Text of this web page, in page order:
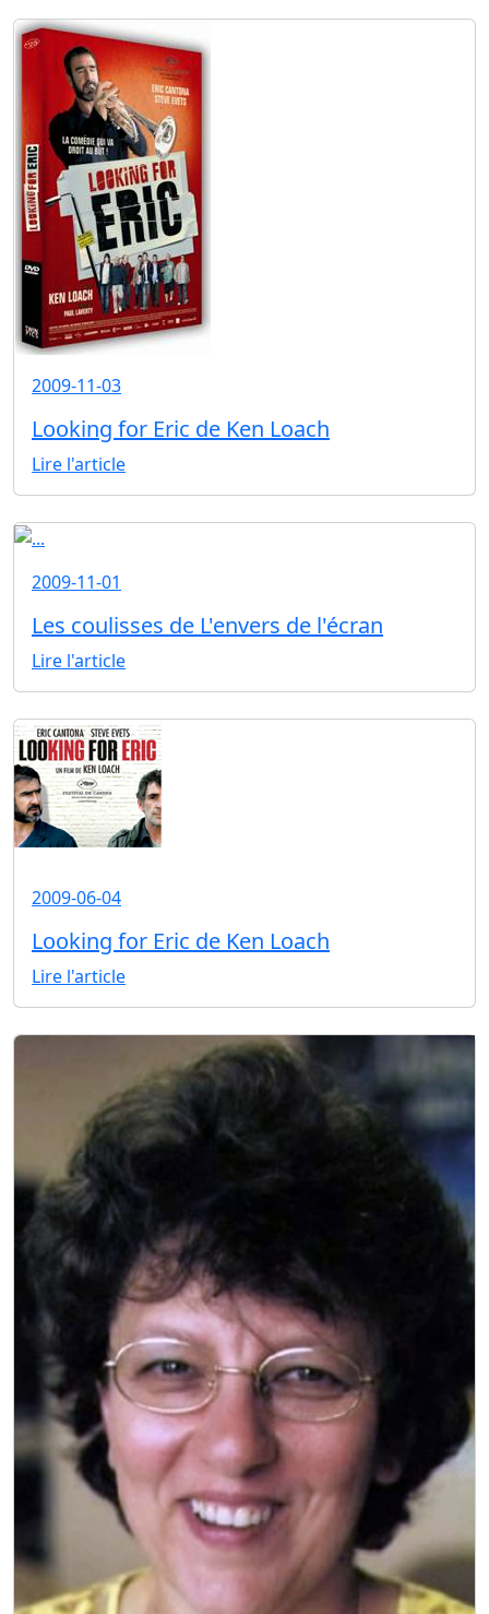
2009-11-03
Looking for Eric de Ken Loach
Lire l'article
2009-11-01
Les coulisses de L'envers de l'écran
Lire l'article
2009-06-04
Looking for Eric de Ken Loach
Lire l'article